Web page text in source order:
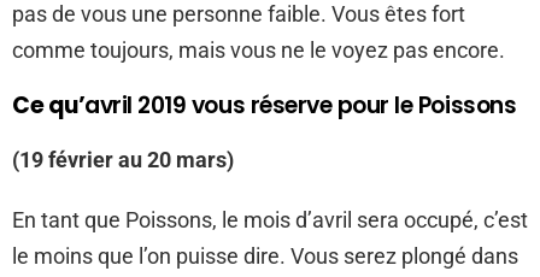
pas de vous une personne faible. Vous êtes fort
comme toujours, mais vous ne le voyez pas encore.
Ce qu’avril 2019 vous réserve pour le Poissons
(19 février au 20 mars)
En tant que Poissons, le mois d’avril sera occupé, c’est
le moins que l’on puisse dire. Vous serez plongé dans